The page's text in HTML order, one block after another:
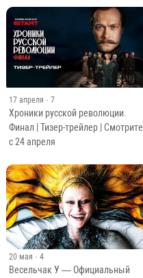
17 апреля · 7
Хроники русской революции.
Финал | Тизер-трейлер | Смотрите
с 24 апреля
20 мая · 4
Весельчак У — Официальный